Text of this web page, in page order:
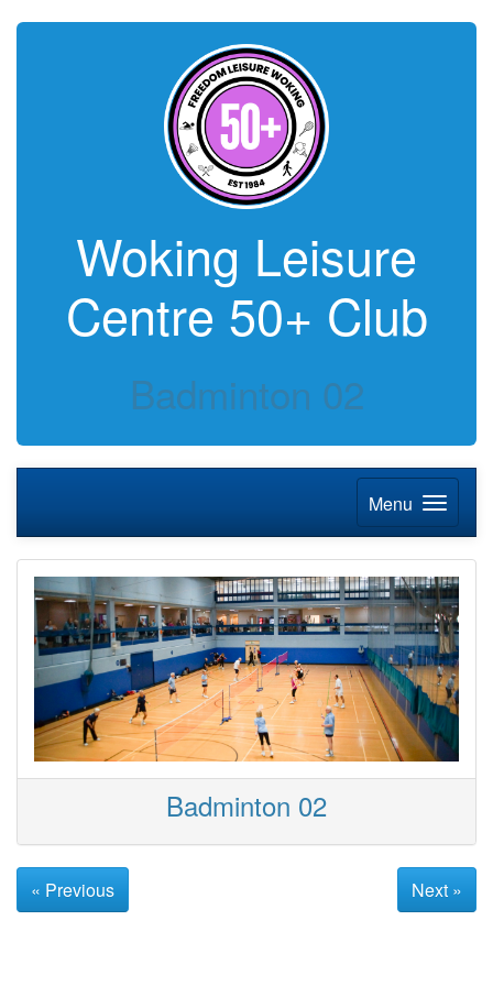
Woking Leisure
Centre 50+ Club
Badminton 02
Menu
Badminton 02
« Previous Next »